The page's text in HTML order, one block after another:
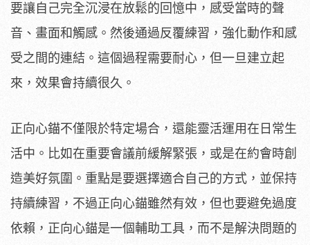
要讓自己完全沉浸在放鬆的回憶中，感受當時的聲
音、畫面和觸感。然後通過反覆練習，強化動作和感
受之間的連結。這個過程需要耐心，但一旦建立起
來，效果會持續很久。
正向心錨不僅限於特定場合，還能靈活運用在日常生
活中。比如在重要會議前緩解緊張，或是在約會時創
造美好氛圍。重點是要選擇適合自己的方式，並保持
持續練習，不過正向心錨雖然有效，但也要避免過度
依賴，正向心錨是一個輔助工具，而不是解決問題的